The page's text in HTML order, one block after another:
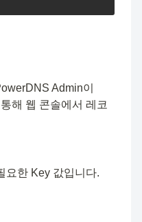
Admin이
해 웹 콘솔에서 레코
요한 Key 값입니다.